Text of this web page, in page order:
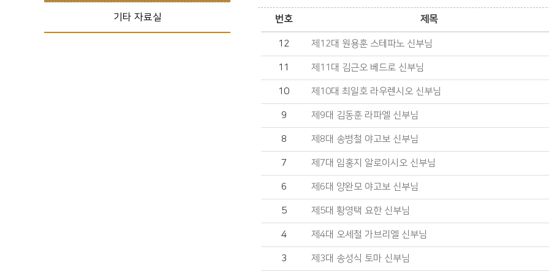
기타 자료실 번호 제목
12 제12대 원용훈 스테파노 신부님
11 제11대 김근오 베드로 신부님
10 제10대 최일호 라우렌시오 신부님
9 제9대 김동훈 라파엘 신부님
8 제8대 송병철 야고보 신부님
7 제7대 임홍지 알로이시오 신부님
6 제6대 양완모 야고보 신부님
5 제5대 황영택 요한 신부님
4 제4대 오세철 가브리엘 신부님
3 제3대 송성식 토마 신부님